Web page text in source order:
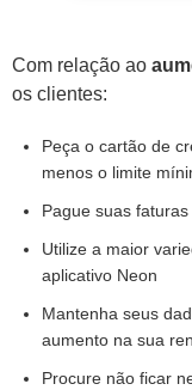
Com relação ao
os clientes:
Peça o cartão de
menos o limite
Pague suas
Utilize a maior
aplicativo Neon
Mantenha seus
aumento na sua
Procure não ficar